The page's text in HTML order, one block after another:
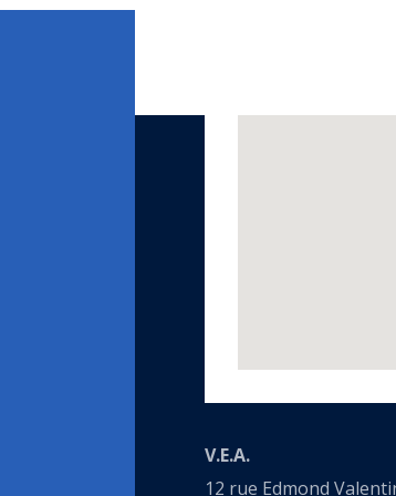
V.E.A.
12 rue Edmond